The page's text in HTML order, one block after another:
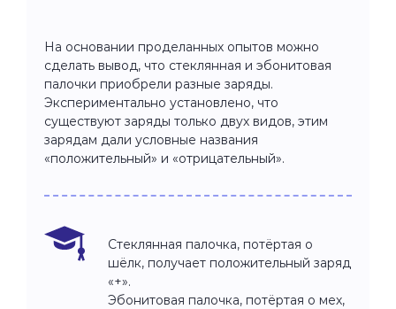
На основании проделанных опытов можно
сделать вывод, что стеклянная и эбонитовая
палочки приобрели разные заряды.
Экспериментально установлено, что
существуют заряды только двух видов, этим
зарядам дали условные названия
«положительный» и «отрицательный».
Стеклянная палочка, потёртая о
шёлк, получает положительный заряд
«+».
Эбонитовая палочка, потёртая о мех,